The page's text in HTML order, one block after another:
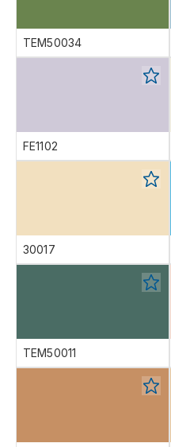
TEM50034
FE1102
30017
TEM50011